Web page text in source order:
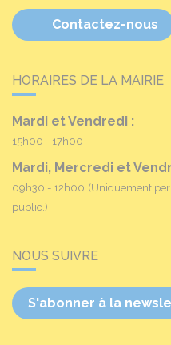
Contactez-nous
HORAIRES DE LA MAIRIE
Mardi et Vendredi :
15h00 - 17h00
Mardi, Mercredi et
09h30 - 12h00 (Uniquement
public.)
NOUS SUIVRE
S'abonner à la